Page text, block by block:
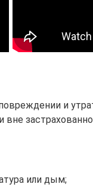
и
вне
или дым;